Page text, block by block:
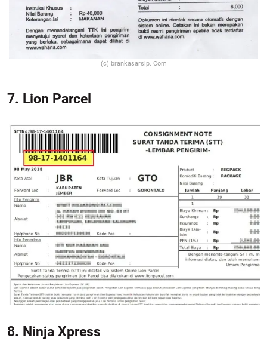
(c) brankasarsip. Com
7. Lion Parcel
8. Ninja Xpress